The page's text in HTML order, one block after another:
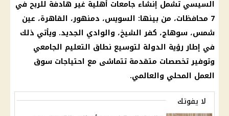
السيسي تشمل إنشاء جامعات أهلية غير هادفة للربح في
7 محافظات، من بينها: السويس، دمنهور، القاهرة، عين
شمس، سوهاج، كفر الشيخ، والوادي الجديد. ويأتي ذلك
في إطار رؤية الدولة لتوسيع نطاق التعليم الجامعي
وتوفير تخصصات متقدمة تتماشى مع احتياجات سوق
العمل المحلي والعالمي.
لا يفوتك